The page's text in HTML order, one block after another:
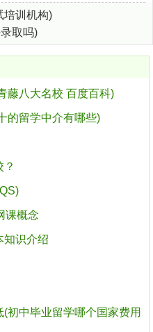
培训机构)
取吗)
藤八大名校 百度百科)
的留学中介有哪些)
课概念
知识介绍
初中毕业留学哪个国家费用